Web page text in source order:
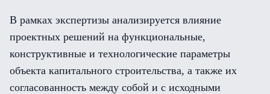
В рамках экспертизы анализируется влияние
проектных решений на функциональные,
конструктивные и технологические параметры
объекта капитального строительства, а также их
согласованность между собой и с исходными